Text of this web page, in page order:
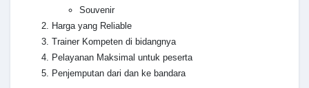
Souvenir
Harga yang Reliable
Trainer Kompeten di bidangnya
Pelayanan Maksimal untuk peserta
Penjemputan dari dan ke bandara